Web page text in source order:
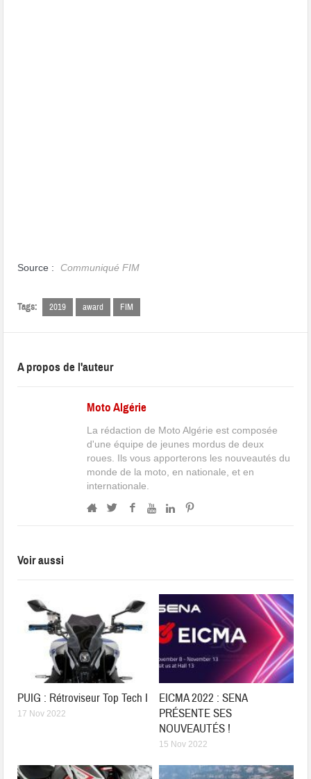
Source : Communiqué FIM
Tags: 2019 award FIM
A propos de l'auteur
Moto Algérie
La rédaction de Moto Algérie est composée
d'une équipe de jeunes mordus de deux
roues. Ils vous apporterons les nouveautés du
monde de la moto, en nationale, et en
internationale.
Voir aussi
PUIG : Rétroviseur Top Tech I
17 Nov 2022
EICMA 2022 : SENA
PRÉSENTE SES
NOUVEAUTÉS !
15 Nov 2022